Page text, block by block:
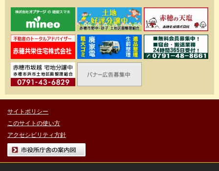
サイトポリシー
このサイトの使い方
アクセシビリティ方針
市役所庁舎の案内図